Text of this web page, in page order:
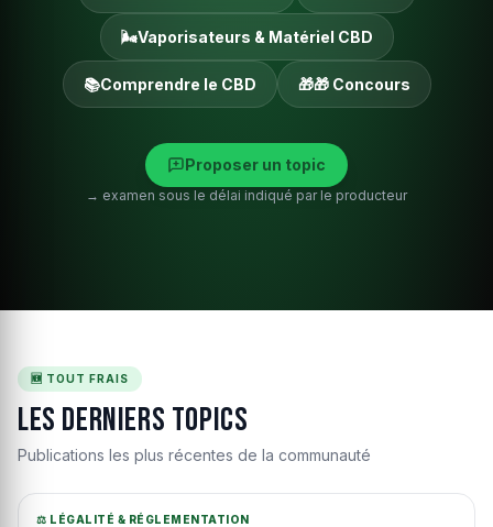
🌬️Vaporisateurs & Matériel CBD
📚Comprendre le CBD 🎁🎁 Concours
Proposer un topic
→ examen sous le délai indiqué par le producteur
🆕 TOUT FRAIS
Les derniers topics
Publications les plus récentes de la communauté
⚖️ LÉGALITÉ & RÉGLEMENTATION